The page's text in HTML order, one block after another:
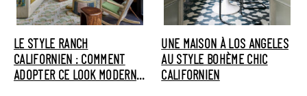
LE STYLE RANCH
CALIFORNIEN : COMMENT
ADOPTER CE LOOK MODERNE
UNE MAISON À LOS ANGELES
AU STYLE BOHÈME CHIC
CALIFORNIEN